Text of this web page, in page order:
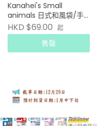
Kanahei's Small
animals 日式和風袋/手
挽索繩袋
HKD $69.00 起
售罄